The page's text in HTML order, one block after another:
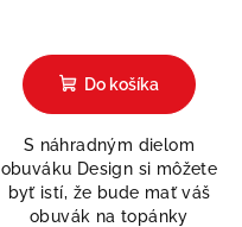
hodnotenie
produktu
z
5
hviezdičiek.
Do košíka
S náhradným dielom
obuváku Design si môžete
byť istí, že bude mať váš
obuvák na topánky